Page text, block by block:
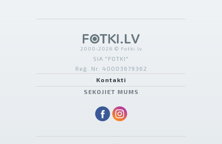
2000-2026 © Fotki.lv
SIA "FOTKI"
Reģ. Nr. 40003679362
Kontakti
SEKOJIET MUMS